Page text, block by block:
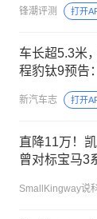
锋潮评测 打开
车长超5.3米
程豹钛9预告
新汽车志 打开
直降11万！
曾对标宝马3
SmallKingway说